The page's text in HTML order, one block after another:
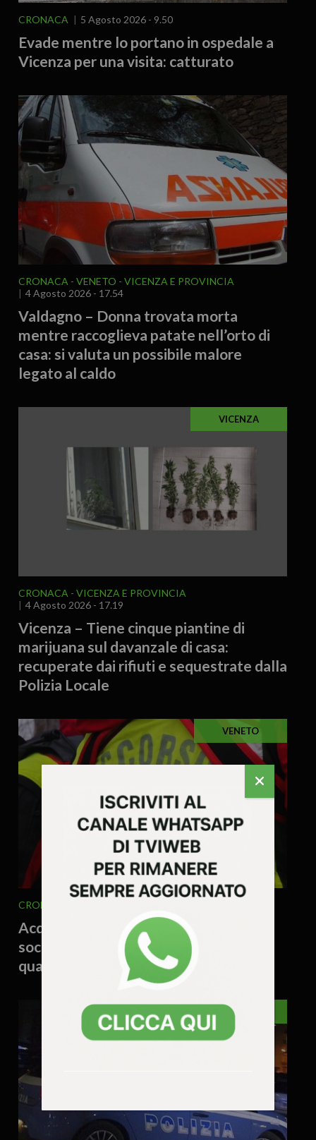
CRONACA 5 Agosto 2026 - 9.50
Evade mentre lo portano in ospedale a
Vicenza per una visita: catturato
CRONACA VENETO
VICENZA E PROVINCIA
4 Agosto 2026 - 17.54
Valdagno – Donna trovata morta
mentre raccoglieva patate nell’orto di
casa: si valuta un possibile malore
legato al caldo
VICENZA
CRONACA
VICENZA E PROVINCIA
4 Agosto 2026 - 17.19
Vicenza – Tiene cinque piantine di
marijuana sul davanzale di casa:
recuperate dai rifiuti e sequestrate dalla
Polizia Locale
VENETO
CRONACA
Acqua contaminata, escursionista
soccorso dopo una notte in bivacco:
quattro interventi in montagna
VICENZA